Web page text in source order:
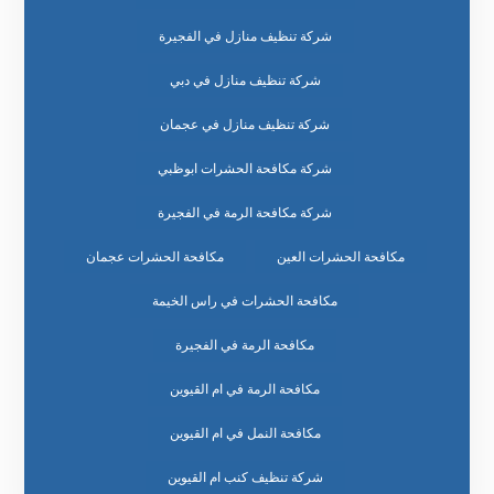
شركة تنظيف منازل في الفجيرة
شركة تنظيف منازل في دبي
شركة تنظيف منازل في عجمان
شركة مكافحة الحشرات ابوظبي
شركة مكافحة الرمة في الفجيرة
مكافحة الحشرات العين مكافحة الحشرات عجمان
مكافحة الحشرات في راس الخيمة
مكافحة الرمة في الفجيرة
مكافحة الرمة في ام القيوين
مكافحة النمل في ام القيوين